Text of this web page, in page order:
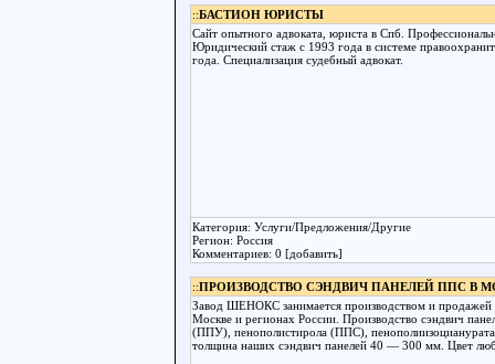
::БАСТИОН ЮРИСТЫ
Сайт опытного адвоката, юриста в Спб.
Юридический стаж с 1993 года в системе
года. Специализация судебный адвокат.
Категория: Услуги/Предложения/Другие
Регион: Россия
Комментариев: 0 [добавить]
::ПРОИЗВОДСТВО СЭНДВИЧ ПАНЕЛЕЙ ППС В
Завод ШЕНОКС занимается производством и продажей
Москве и регионах России. Производство сэндвич
(ППУ), пенополистирола (ППС),
толщина наших сэндвич панелей 40 — 300 мм. Цвет